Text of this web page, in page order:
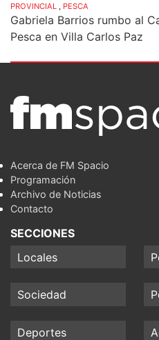
PROVINCIAL , PESCA
Gabriela Barrios rumbo al
Pesca en Villa Carlos Paz
Acerca de FM Spacio
Programación
Archivo de Noticias
Contacto
SECCIONES
Locales
Sociedad
Deportes